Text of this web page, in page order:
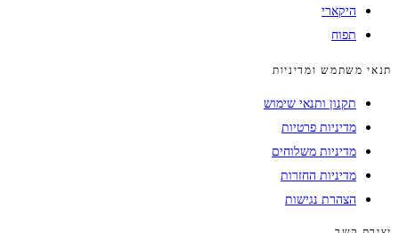
היקארי
תפוח
תנאי משתמש ומדיניות
תקנון ותנאי שימוש
מדיניות פרטיות
מדיניות משלוחים
מדיניות החזרות
הצהרת נגישות